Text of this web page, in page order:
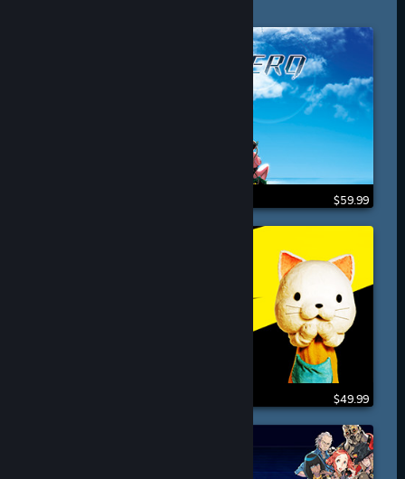
$59.99
$49.99